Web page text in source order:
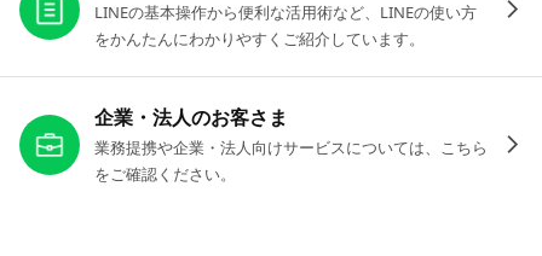
LINEの基本操作から便利な活用術など、LINEの使い方
をかんたんにわかりやすくご紹介しています。
企業・法人のお客さま
業務提携や企業・法人向けサービスについては、こちら
をご確認ください。